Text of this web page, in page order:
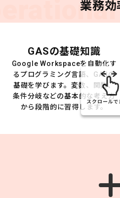
業務効
GASの基礎知識
Google Workspaceを自動化す
るプログラミング言語、GASの
基礎を学びます。変数、関数、
条件分岐などの基本的な考え方
から段階的に習得します。
スクロールで